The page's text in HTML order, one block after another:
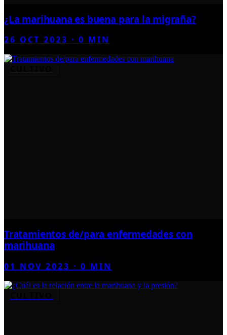
¿La marihuana es buena para la migraña?
26 OCT 2023 ·0 MIN
Tratamientos de/para enfermedades con
marihuana
01 NOV 2023 ·0 MIN